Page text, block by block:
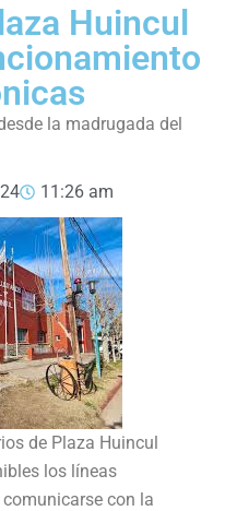
Huincul
la madrugada del
11:26 am
de Plaza Huincul
los líneas
con la